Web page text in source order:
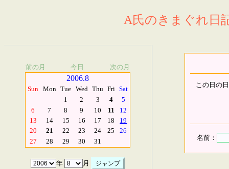
A氏のきまぐれ日
前の月 今日 次の月
2006.8
Sun Mon Tue Wed Thu Fri Sat
1
2 3 4
5
6
7 8 9 10 11
12
13
14 15 16 17 18
19
20
21 22 23 24 25
26
27
28 29 30 31
年 月
この日の
名前：